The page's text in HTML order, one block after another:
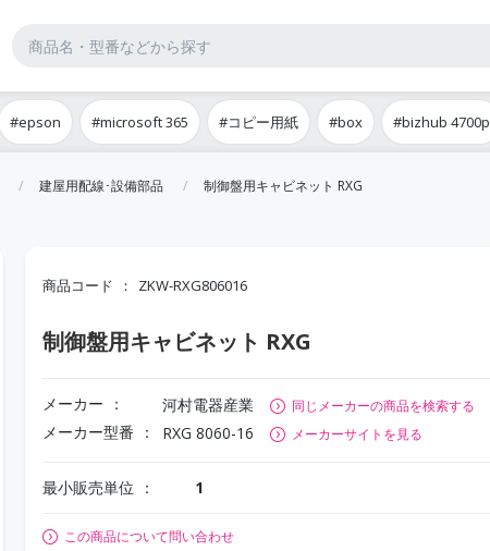
#epson #microsoft 365 #コピー用紙 #box #bizhub 4700p
建屋用配線･設備部品 制御盤用キャビネット RXG
商品コード ZKW-RXG806016
制御盤用キャビネット RXG
メーカー 河村電器産業 同じメーカーの商品を検索する
メーカー型番 RXG 8060-16 メーカーサイトを見る
最小販売単位 1
この商品について問い合わせ